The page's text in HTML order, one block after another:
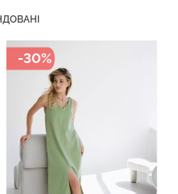
-30%
279 грн.399 грн.